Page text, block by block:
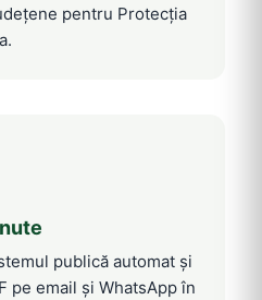
pentru Protecția
publică automat și
pe email și WhatsApp în